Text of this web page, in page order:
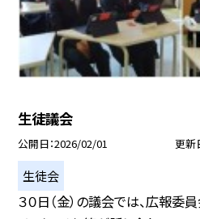
生徒議会
公開日 2026/02/01 更新
生徒会
３０日（金）の議会では、広報委